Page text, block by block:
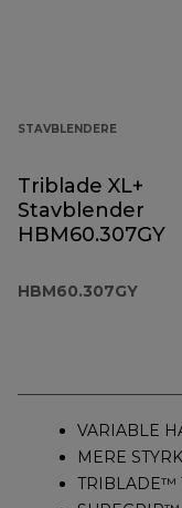
STAVBLENDERE
Triblade XL+
Stavblender
HBM60.307GY
HBM60.307GY
VARIABLE
MERE
TRIBLADE™